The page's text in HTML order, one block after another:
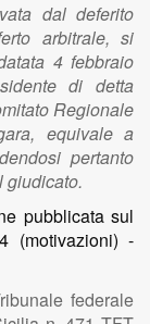
dal deferito
arbitrale, si
4 febbraio
di detta
Regionale
equivale a
pertanto
giudicato.
pubblicata sul
(motivazioni) -
federale